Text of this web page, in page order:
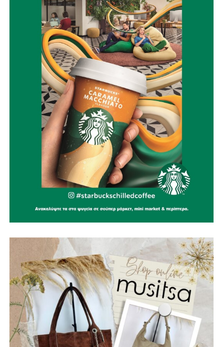
Πολιτικής Προστασίας και Κλιματικής Ανθεκτικότητας,
που θα περιλαμβάνει:
Ψηφιακή επιτήρηση των δασών, με drones, θερμικές
κάμερες και σύγχρονα συστήματα έγκαιρης ανίχνευσης
καπνού και πυρκαγιάς.
Αξιοποίηση της Εύηνολίμνης ως επιχειρησιακού
πλεονεκτήματος, εξετάζοντας τη δυνατότητα υδροληψίας
από εναέρια μέσα και δημιουργώντας δίκτυο
υδατοδεξαμενών στις ορεινές δημοτικές ενότητες.
Ίδρυση Δημοτικού Σώματος Εθελοντών Πολιτικής
Προστασίας, με εκπαίδευση, πιστοποίηση και ουσιαστικά
κίνητρα συμμετοχής για νέους, αποστράτους των
Σωμάτων Ασφαλείας και ενεργούς πολίτες, σε
συνεργασία με όλες τις εθελοντικές ομάδες της περιοχής.
Ειδικά σχέδια πυροπροστασίας για μνημεία και
αρχαιολογικούς χώρους, όπως το Κάστρο της
Ναυπάκτου, η Βελβίνα και το Αρχαίο Θέατρο Μακύνειας,
ώστε να προστατεύσουμε όχι μόνο το φυσικό αλλά και το
πολιτιστικό μας κεφάλαιο.
Ίδρυση μόνιμου Κέντρου Διαχείρισης Κρίσεων, το
οποίο θα συντονίζει σε πραγματικό χρόνο τον Δήμο, την
Πυροσβεστική, τις Δασικές Υπηρεσίες, την Περιφέρεια και
τις εθελοντικές ομάδες, αξιοποιώντας την τεχνολογία και
κάθε διαθέσιμο χρηματοδοτικό εργαλείο.